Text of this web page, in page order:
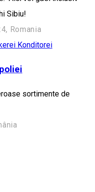
Sibiu!
Romania
Konditorei
sortimente de